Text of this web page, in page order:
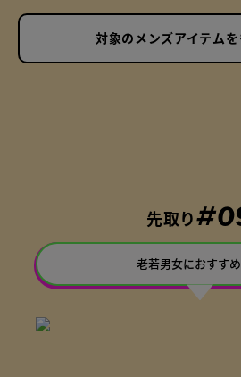
対象のメンズアイテム
先取り
老若男女におすす